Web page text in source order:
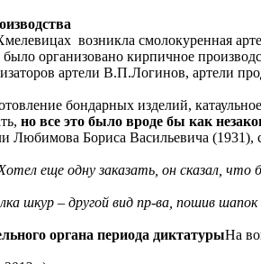
возникла смолокуренная
было организовано кирпичное
артели В.П.Логинов, артели
бондарных изделий,
но все это было вроде бы как
Любимова Бориса Васильевича
еще одну заказать, он сказал,
шкур – другой вид пр-ва, пошив
органа периода диктатурыНа